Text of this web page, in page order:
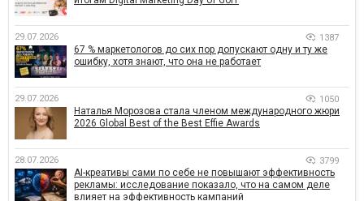
29.07.2026 1387
67 % маркетологов до сих пор допускают одну и ту же
ошибку, хотя знают, что она не работает
29.07.2026 1050
Наталья Морозова стала членом международного жюри
2026 Global Best of the Best Effie Awards
28.07.2026 3799
AI-креативы сами по себе не повышают эффективность
рекламы: исследование показало, что на самом деле
влияет на эффективность кампаний